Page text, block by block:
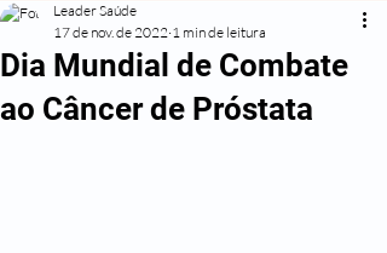
Dia Mundial de Combate
ao Câncer de Próstata
Leader Saúde
17 de nov. de 2022 1 min de leitura